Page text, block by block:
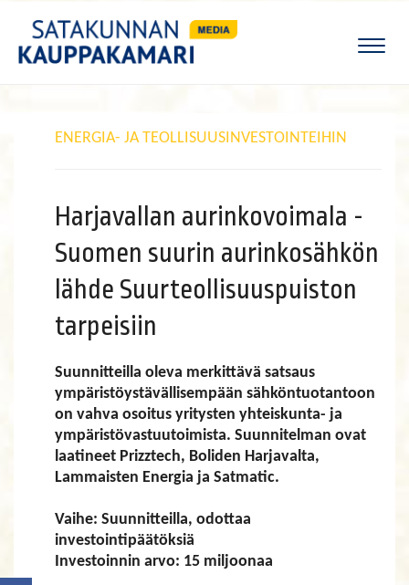
ENERGIA- JA TEOLLISUUSINVESTOINTEIHIN
Harjavallan aurinkovoimala -
Suomen suurin aurinkosähkön
lähde Suurteollisuuspuiston
tarpeisiin
Suunnitteilla oleva merkittävä satsaus
ympäristöystävällisempään sähköntuotantoon
on vahva osoitus yritysten yhteiskunta- ja
ympäristövastuutoimista. Suunnitelman ovat
laatineet Prizztech, Boliden Harjavalta,
Lammaisten Energia ja Satmatic.
Vaihe: Suunnitteilla, odottaa
investointipäätöksiä
Investoinnin arvo: 15 miljoonaa